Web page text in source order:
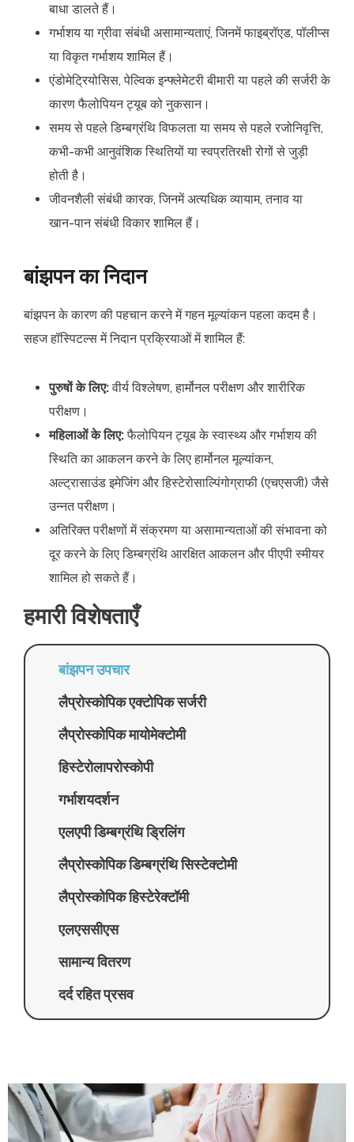
बाधा डालते हैं।
गर्भाशय या ग्रीवा संबंधी असामान्यताएं, जिनमें फाइब्रॉएड, पॉलीप्स
या विकृत गर्भाशय शामिल हैं।
एंडोमेट्रियोसिस, पेल्विक इन्फ्लेमेटरी बीमारी या पहले की सर्जरी के
कारण फैलोपियन ट्यूब को नुकसान।
समय से पहले डिम्बग्रंथि विफलता या समय से पहले रजोनिवृत्ति,
कभी-कभी आनुवंशिक स्थितियों या स्वप्रतिरक्षी रोगों से जुड़ी
होती है।
जीवनशैली संबंधी कारक, जिनमें अत्यधिक व्यायाम, तनाव या
खान-पान संबंधी विकार शामिल हैं।
बांझपन का निदान
बांझपन के कारण की पहचान करने में गहन मूल्यांकन पहला कदम है।
सहज हॉस्पिटल्स में निदान प्रक्रियाओं में शामिल हैं:
पुरुषों के लिए:वीर्य विश्लेषण, हार्मोनल परीक्षण और शारीरिक
परीक्षण।
महिलाओं के लिए:फैलोपियन ट्यूब के स्वास्थ्य और गर्भाशय की
स्थिति का आकलन करने के लिए हार्मोनल मूल्यांकन,
अल्ट्रासाउंड इमेजिंग और हिस्टेरोसाल्पिंगोग्राफी (एचएसजी) जैसे
उन्नत परीक्षण।
अतिरिक्त परीक्षणों में संक्रमण या असामान्यताओं की संभावना को
दूर करने के लिए डिम्बग्रंथि आरक्षित आकलन और पीएपी स्मीयर
शामिल हो सकते हैं।
हमारी विशेषताएँ
बांझपन उपचार
लैप्रोस्कोपिक एक्टोपिक सर्जरी
लैप्रोस्कोपिक मायोमेक्टोमी
हिस्टेरोलापरोस्कोपी
गर्भाशयदर्शन
एलएपी डिम्बग्रंथि ड्रिलिंग
लैप्रोस्कोपिक डिम्बग्रंथि सिस्टेक्टोमी
लैप्रोस्कोपिक हिस्टेरेक्टॉमी
एलएससीएस
सामान्य वितरण
दर्द रहित प्रसव